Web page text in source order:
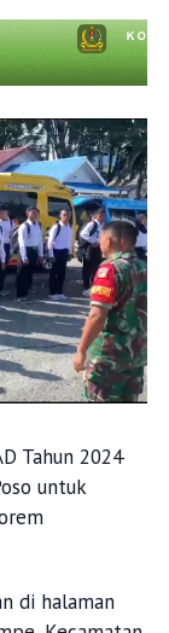
Tahun 2024
untuk
di halaman